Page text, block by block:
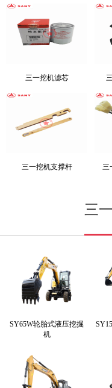
三一挖机滤芯
三一挖机支撑杆 三
三
SY65W轮胎式液压挖掘
机